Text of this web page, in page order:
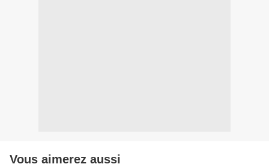
Vous aimerez aussi